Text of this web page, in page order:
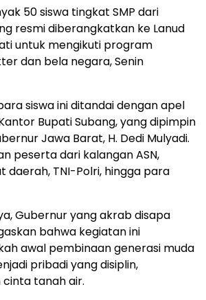
50 siswa tingkat SMP dari
resmi diberangkatkan ke Lanud
untuk mengikuti program
dan bela negara, Senin
siswa ini ditandai dengan apel
Bupati Subang, yang dipimpin
Jawa Barat, H. Dedi Mulyadi.
peserta dari kalangan ASN,
daerah, TNI-Polri, hingga para
Gubernur yang akrab disapa
bahwa kegiatan ini
awal pembinaan generasi muda
pribadi yang disiplin,
tanah air.